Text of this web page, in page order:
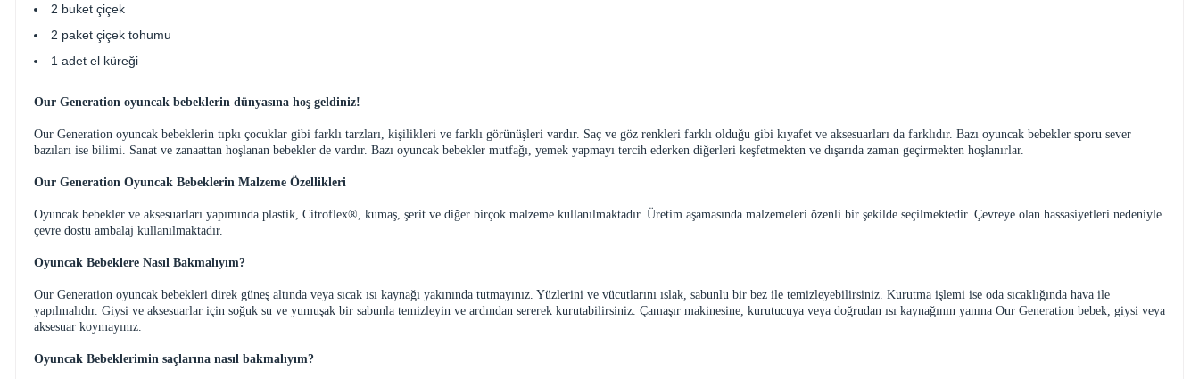
2 buket çiçek
2 paket çiçek tohumu
1 adet el küreği
Our Generation oyuncak bebeklerin dünyasına hoş geldiniz!
Our Generation oyuncak bebeklerin tıpkı çocuklar gibi farklı tarzları, kişilikleri ve farklı görünüşleri vardır. Saç ve göz renkleri farklı olduğu gibi kıyafet ve aksesuarları da farklıdır. Bazı oyuncak bebekler sporu sever
bazıları ise bilimi. Sanat ve zanaattan hoşlanan bebekler de vardır. Bazı oyuncak bebekler mutfağı, yemek yapmayı tercih ederken diğerleri keşfetmekten ve dışarıda zaman geçirmekten hoşlanırlar.
Our Generation Oyuncak Bebeklerin Malzeme Özellikleri
Oyuncak bebekler ve aksesuarları yapımında plastik, Citroflex®, kumaş, şerit ve diğer birçok malzeme kullanılmaktadır. Üretim aşamasında malzemeleri özenli bir şekilde seçilmektedir. Çevreye olan hassasiyetleri nedeniyle
çevre dostu ambalaj kullanılmaktadır.
Oyuncak Bebeklere Nasıl Bakmalıyım?
Our Generation oyuncak bebekleri direk güneş altında veya sıcak ısı kaynağı yakınında tutmayınız. Yüzlerini ve vücutlarını ıslak, sabunlu bir bez ile temizleyebilirsiniz. Kurutma işlemi ise oda sıcaklığında hava ile
yapılmalıdır. Giysi ve aksesuarlar için soğuk su ve yumuşak bir sabunla temizleyin ve ardından sererek kurutabilirsiniz. Çamaşır makinesine, kurutucuya veya doğrudan ısı kaynağının yanına Our Generation bebek, giysi veya
aksesuar koymayınız.
Oyuncak Bebeklerimin saçlarına nasıl bakmalıyım?